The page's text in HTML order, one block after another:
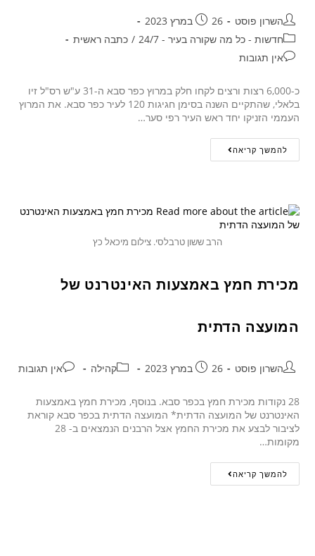
השרון פוסט
26 במרץ 2023
חדשות - כל מה שקורה בעיר - 24/7
/ כתבה ראשית
אין תגובות
כ-6,000 רצות ורצים לקחו חלק במרוץ כפר סבא ה-31 ע"ש רס"ל זיו
בלאלי, שהתקיים השנה בסימן חגיגות 120 לעיר כפר סבא. את המרוץ
העממי הזניקו יחד ראש העיר רפי סער…
להמשך קריאה
הרב ששון טרבלסי. צילום מיכאל כץ
מכירת חמץ באמצעות האינטרנט של
המועצה הדתית
השרון פוסט 26 במרץ 2023 קהילה אין תגובות
28 נקודות מכירת חמץ בכפר סבא. בנוסף, מכירת חמץ באמצעות
האינטרנט של המועצה הדתית* המועצה הדתית בכפר סבא קוראת
לציבור לבצע את מכירת החמץ אצל הרבנים הנמצאים ב- 28
מקומות…
להמשך קריאה